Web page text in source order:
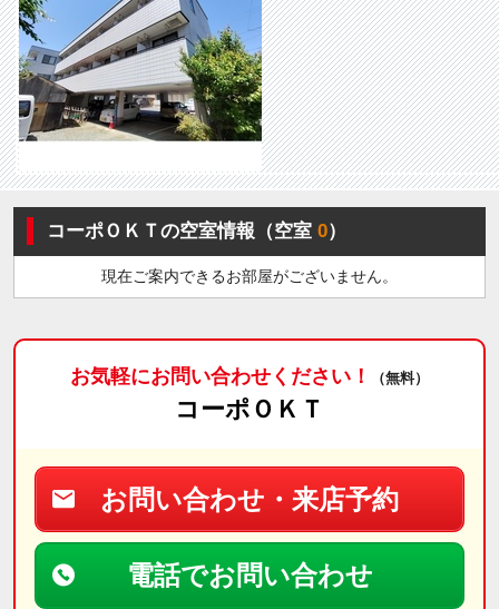
コーポＯＫＴの空室情報（空室0）
現在ご案内できるお部屋がございません。
お気軽にお問い合わせください！ （無料）
コーポＯＫＴ
お問い合わせ・来店予約
電話でお問い合わせ